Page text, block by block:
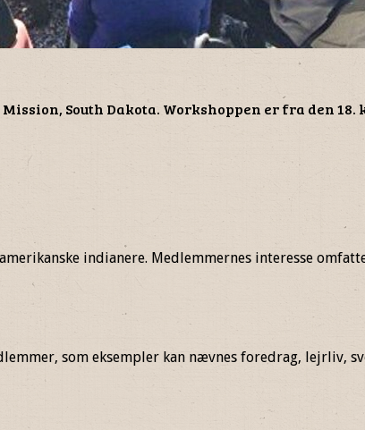
South Dakota. Workshoppen er fra den 18. kl.
indianere. Medlemmernes interesse
som eksempler kan nævnes foredrag, lejrliv,